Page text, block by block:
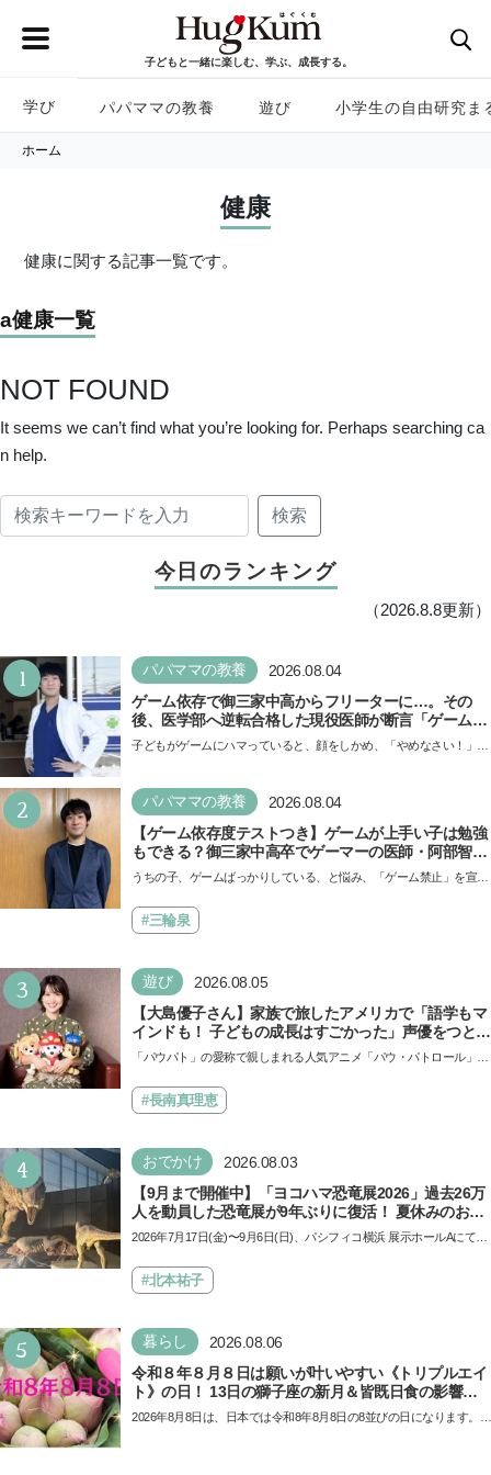
子どもと一緒に楽しむ、学ぶ、成長する。
学び パパママの教養 遊び 小学生の自由研究ま
ホーム
健康
健康に関する記事一覧です。
a健康一覧
NOT FOUND
It seems we can’t find what you’re looking for. Perhaps searching ca
n help.
検索
今日のランキング
（2026.8.8更新）
1 パパママの教養 2026.08.04
ゲーム依存で御三家中高からフリーターに…。その
後、医学部へ逆転合格した現役医師が断言「ゲームの
経験が受験勉強に役立った」そう考える背景とは
子どもがゲームにハマっていると、顔をしかめ、「やめなさい！」と
2 パパママの教養 2026.08.04
【ゲーム依存度テストつき】ゲームが上手い子は勉強
もできる？御三家中高卒でゲーマーの医師・阿部智史
さんが教えるゲームしながら受験で勝つためのメソッ
ド
うちの子、ゲームばっかりしている、と悩み、「ゲーム禁止」を宣言
#三輪泉
3 遊び 2026.08.05
【大島優子さん】家族で旅したアメリカで「語学もマ
インドも！ 子どもの成長はすごかった」声優をつとめ
た映画『パウ・パトロール ザ・ダイノ・ムービー』で
はあきらめなければ何でもできると子どもに知ってほ
しい
「パウパト」の愛称で親しまれる人気アニメ「パウ・パトロール」の
#長南真理恵
4 おでかけ 2026.08.03
【9月まで開催中】「ヨコハマ恐竜展2026」過去26万
人を動員した恐竜展が9年ぶりに復活！ 夏休みのおで
かけで楽しむポイントを完全ガイド
2026年7月17日(金)〜9月6日(日)、パシフィコ横浜 展示ホールAにて
#北本祐子
5 暮らし 2026.08.06
令和８年８月８日は願いが叶いやすい《トリプルエイ
ト》の日！ 13日の獅子座の新月＆皆既日食の影響に
も注目
2026年8月8日は、日本では令和8年8月8日の8並びの日になります。そ